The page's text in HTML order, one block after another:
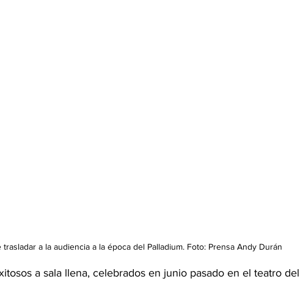
a la audiencia a la época del Palladium. Foto: Prensa Andy Durán
a sala llena, celebrados en junio pasado en el teatro del